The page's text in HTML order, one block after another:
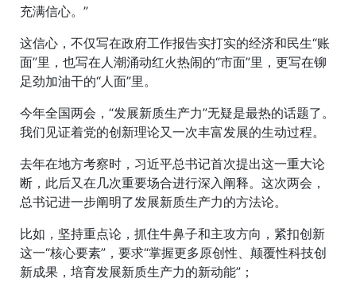
充满信心。”
这信心，不仅写在政府工作报告实打实的经济和民生“账
面”里，也写在人潮涌动红火热闹的“市面”里，更写在铆
足劲加油干的“人面”里。
今年全国两会，“发展新质生产力”无疑是最热的话题了。
我们见证着党的创新理论又一次丰富发展的生动过程。
去年在地方考察时，习近平总书记首次提出这一重大论
断，此后又在几次重要场合进行深入阐释。这次两会，
总书记进一步阐明了发展新质生产力的方法论。
比如，坚持重点论，抓住牛鼻子和主攻方向，紧扣创新
这一“核心要素”，要求“掌握更多原创性、颠覆性科技创
新成果，培育发展新质生产力的新动能”；